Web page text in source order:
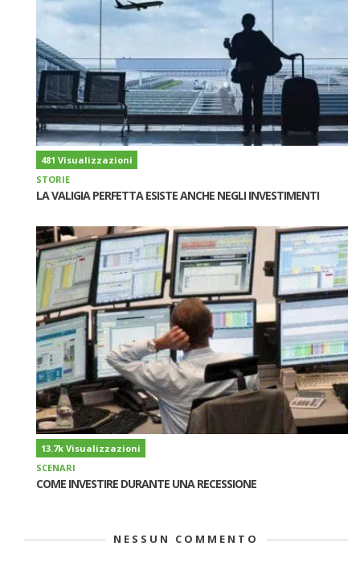
481 Visualizzazioni
STORIE
LA VALIGIA PERFETTA ESISTE ANCHE NEGLI INVESTIMENTI
13.7k Visualizzazioni
SCENARI
COME INVESTIRE DURANTE UNA RECESSIONE
NESSUN COMMENTO